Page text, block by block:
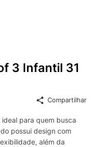
3 Infantil 31
Compartilhar
para quem busca
possui design com
além da